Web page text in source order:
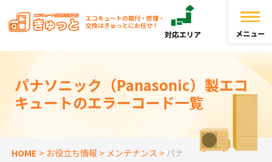
トップページ
きゅっとが選ばれる理由
エコキュートを探す
エコキュートの取付・修理・
交換はきゅっとにお任せ！
パナソニック（Panasonic）製エコ
キュートのエラーコード一覧
HOME > お役立ち情報 > メンテナンス > パナ